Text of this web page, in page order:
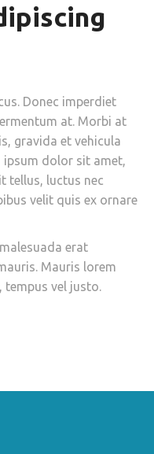
Donec imperdiet
at. Morbi at
gravida et vehicula
ipsum dolor sit amet,
tellus, luctus nec
velit quis ex ornare
erat
Mauris lorem
tempus vel justo.